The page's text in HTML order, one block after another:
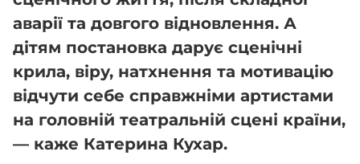
аварії та довгого відновлення. А
дітям постановка дарує сценічні
крила, віру, натхнення та мотивацію
відчути себе справжніми артистами
на головній театральній сцені країни,
— каже Катерина Кухар.